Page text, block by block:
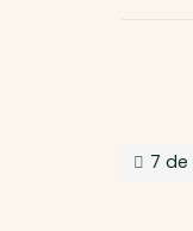
7 de